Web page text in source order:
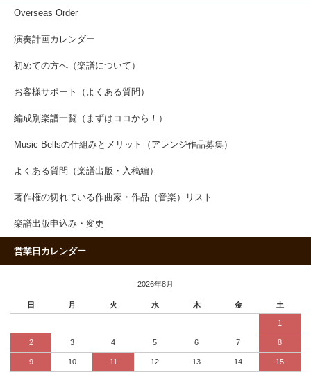
Overseas Order
演奏計画カレンダー
初めての方へ（楽譜について）
お客様サポート（よくある質問）
編成別楽譜一覧（まずはココから！）
Music Bellsの仕組みとメリット（アレンジ作品募集）
よくある質問（楽譜出版・入稿編）
著作権の切れている作曲家・作品（音楽）リスト
楽譜出版申込み・変更
営業日カレンダー
2026年8月
日 月 火 水 木 金 土
1
2 3 4 5 6 7 8
9 10 11 12 13 14 15